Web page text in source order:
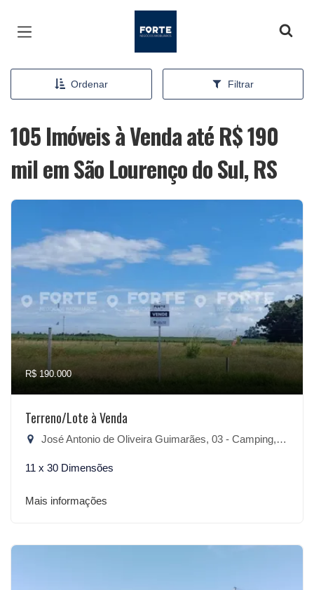
Ordenar Filtrar
105 Imóveis à Venda até R$ 190
mil em São Lourenço do Sul, RS
R$ 190.000
Terreno/Lote à Venda
José Antonio de Oliveira Guimarães, 03 - Camping, São Lourenço do Sul-RS
11 x 30 Dimensões
Mais informações